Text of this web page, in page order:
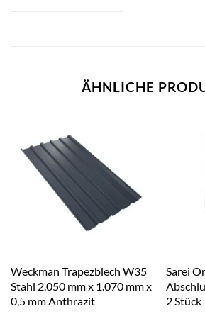
ÄHNLICHE
Weckman Trapezblech W35
Stahl 2.050 mm x 1.070 mm x
0,5 mm Anthrazit
Sarei
2 Stück